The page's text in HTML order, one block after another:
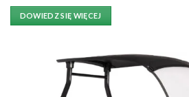
DOWIEDZ SIĘ WIĘCEJ